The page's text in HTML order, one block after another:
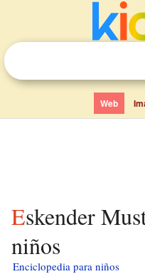
Web
Eskender Mustafaiev para
niños
Enciclopedia para niños